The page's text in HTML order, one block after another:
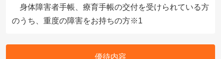
身体障害者手帳、療育手帳の交付を受けられている方
のうち、重度の障害をお持ちの方※1
優待内容